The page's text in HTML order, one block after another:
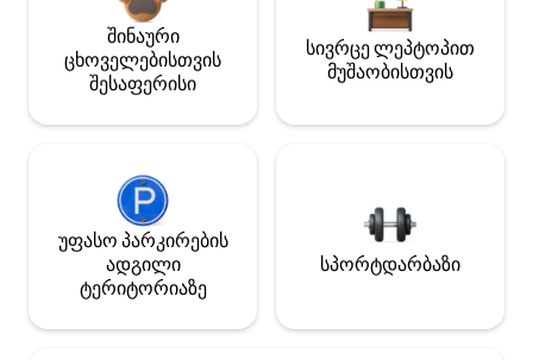
შინაური
ცხოველებისთვის
შესაფერისი
სივრცე ლეპტოპით
მუშაობისთვის
უფასო პარკირების
ადგილი
ტერიტორიაზე
სპორტდარბაზი